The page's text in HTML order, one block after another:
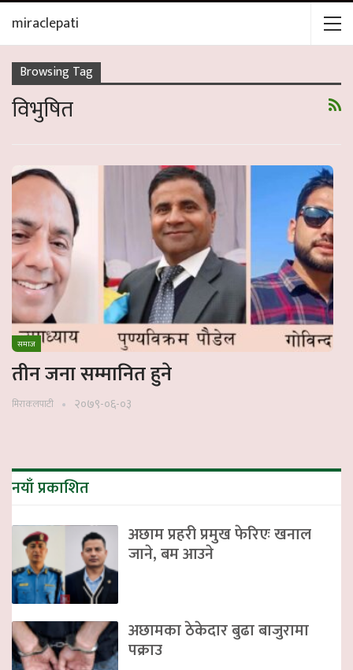
miraclepati
Browsing Tag
विभुषित
समाज
तीन जना सम्मानित हुने
मिराकलपाटी २०७९-०६-०३
नयाँ प्रकाशित
अछाम प्रहरी प्रमुख फेरिएः खनाल
जाने, बम आउने
अछामका ठेकेदार बुढा बाजुरामा
पक्राउ